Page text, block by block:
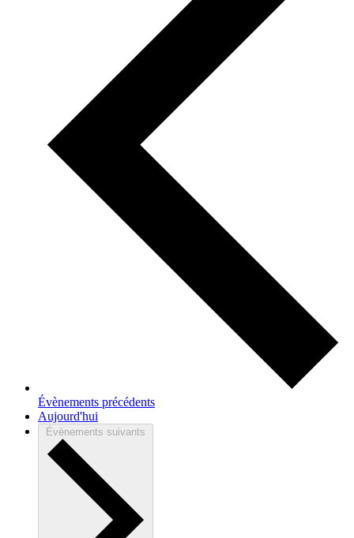
Évènements précédents
Aujourd'hui
Évènements suivants